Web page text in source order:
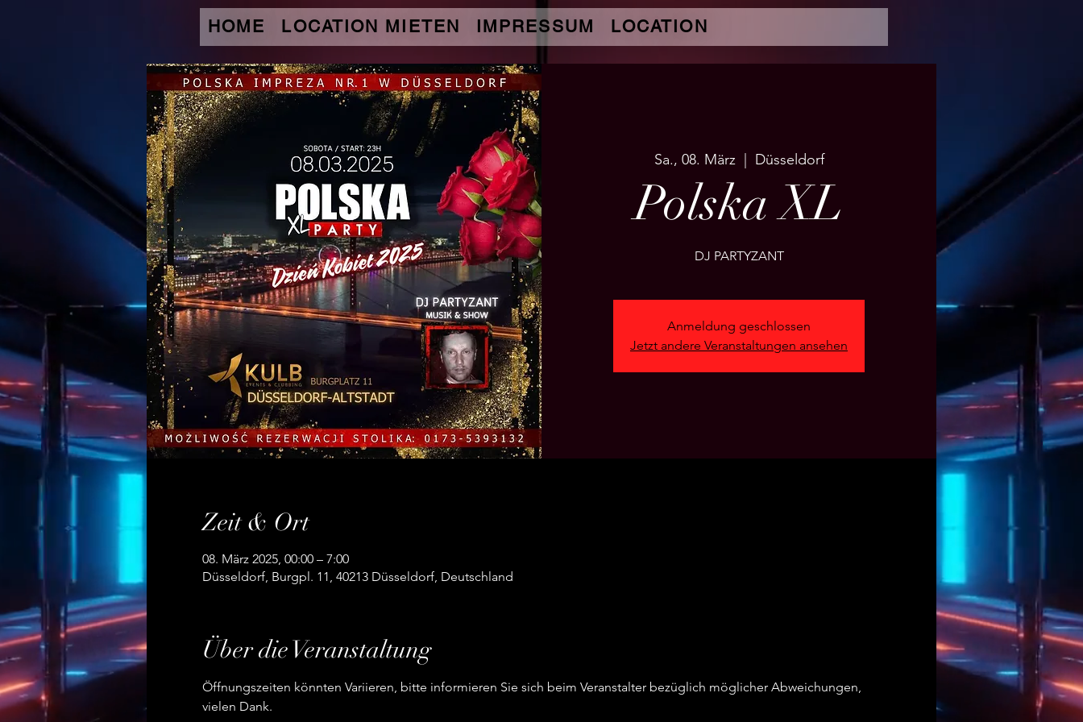
HOME LOCATION MIETEN IMPRESSUM LOCATION
Sa., 08. März
  |
Düsseldorf
Polska XL
DJ PARTYZANT
Anmeldung geschlossen
Jetzt andere Veranstaltungen ansehen
Zeit & Ort
08. März 2025, 00:00 – 7:00
Düsseldorf, Burgpl. 11, 40213 Düsseldorf, Deutschland
Über die Veranstaltung
Öffnungszeiten könnten Variieren, bitte informieren Sie sich beim Veranstalter bezüglich möglicher Abweichungen,
vielen Dank.